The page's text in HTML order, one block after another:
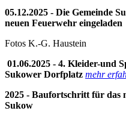
05.12.2025 - Die Gemeinde
neuen Feuerwehr eingeladen
Fotos K.-G. Haustein
01.06.2025 - 4. Kleider-und
Sukower Dorfplatz mehr
2025 - Baufortschritt für das
Sukow